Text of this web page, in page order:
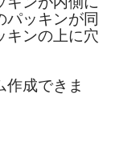
パッキンが同
キンの上に穴
作成できま